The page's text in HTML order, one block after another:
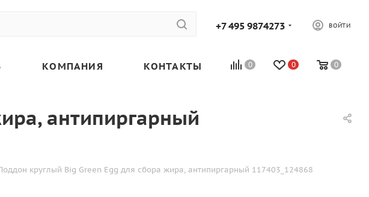
+7 495 9874273 ВОЙТИ
0 0 0
КОМПАНИЯ КОНТАКТЫ
антипиргарный
круглый Big Green Egg для сбора жира, антипиргарный 117403_124868